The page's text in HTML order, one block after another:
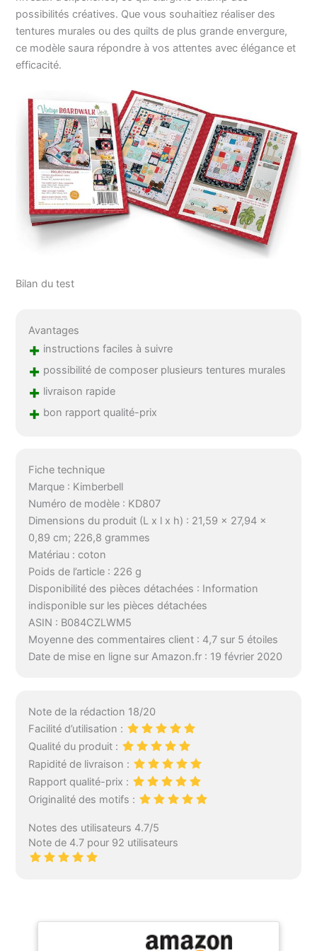
possibilités créatives. Que vous souhaitiez réaliser des
tentures murales ou des quilts de plus grande envergure,
ce modèle saura répondre à vos attentes avec élégance et
efficacité.
Bilan du test
Avantages
+ instructions faciles à suivre
+ possibilité de composer plusieurs tentures murales
+ livraison rapide
+ bon rapport qualité-prix
Fiche technique
Marque : Kimberbell
Numéro de modèle : KD807
Dimensions du produit (L x l x h) : 21,59 x 27,94 x
0,89 cm; 226,8 grammes
Matériau : coton
Poids de l’article : 226 g
Disponibilité des pièces détachées : Information
indisponible sur les pièces détachées
ASIN : B084CZLWM5
Moyenne des commentaires client : 4,7 sur 5 étoiles
Date de mise en ligne sur Amazon.fr : 19 février 2020
Note de la rédaction 18/20
Facilité d’utilisation :
Qualité du produit :
Rapidité de livraison :
Rapport qualité-prix :
Originalité des motifs :
Notes des utilisateurs 4.7/5
Note de 4.7 pour 92 utilisateurs